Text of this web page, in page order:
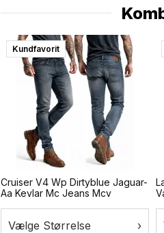
Kundfavorit
Cruiser V4 Wp Dirtyblue Jaguar-
Aa Kevlar Mc Jeans Mcv
Vælge Størrelse ›